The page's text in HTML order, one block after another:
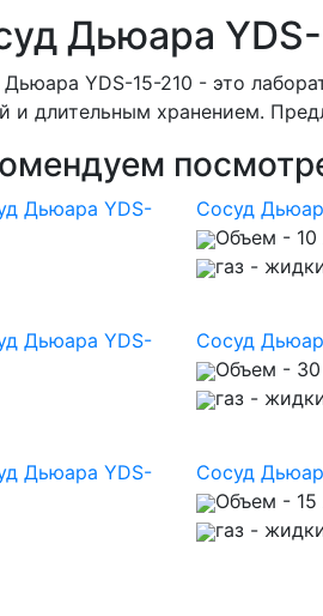
Дьюара
YDS-15-210 - это
и длительным хранением.
Сосуд
Объем - 10
газ-
Сосуд
Объем -
газ-
Сосуд
Объем - 15
газ-